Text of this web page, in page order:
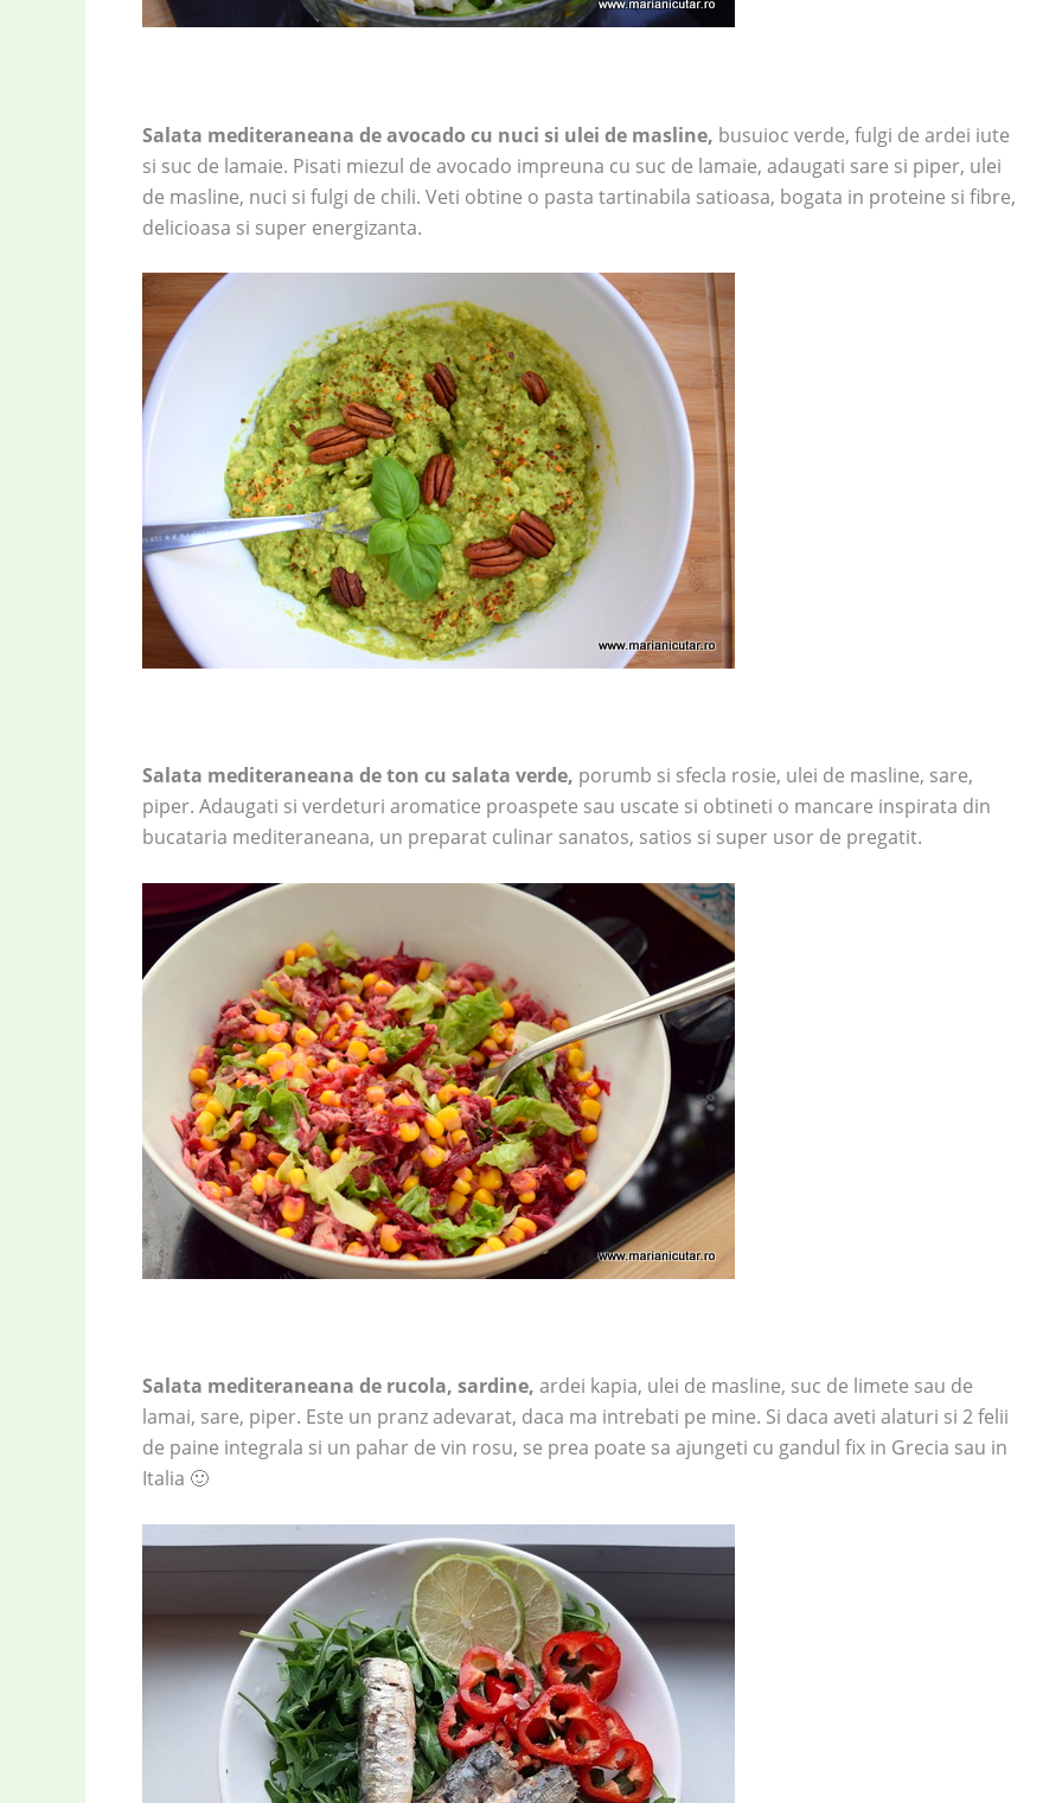
Salata mediteraneana de avocado cu nuci si ulei de masline, busuioc verde, fulgi de ardei iute
si suc de lamaie. Pisati miezul de avocado impreuna cu suc de lamaie, adaugati sare si piper, ulei
de masline, nuci si fulgi de chili. Veti obtine o pasta tartinabila satioasa, bogata in proteine si fibre,
delicioasa si super energizanta.
Salata mediteraneana de ton cu salata verde, porumb si sfecla rosie, ulei de masline, sare,
piper. Adaugati si verdeturi aromatice proaspete sau uscate si obtineti o mancare inspirata din
bucataria mediteraneana, un preparat culinar sanatos, satios si super usor de pregatit.
Salata mediteraneana de rucola, sardine, ardei kapia, ulei de masline, suc de limete sau de
lamai, sare, piper. Este un pranz adevarat, daca ma intrebati pe mine. Si daca aveti alaturi si 2 felii
de paine integrala si un pahar de vin rosu, se prea poate sa ajungeti cu gandul fix in Grecia sau in
Italia 🙂